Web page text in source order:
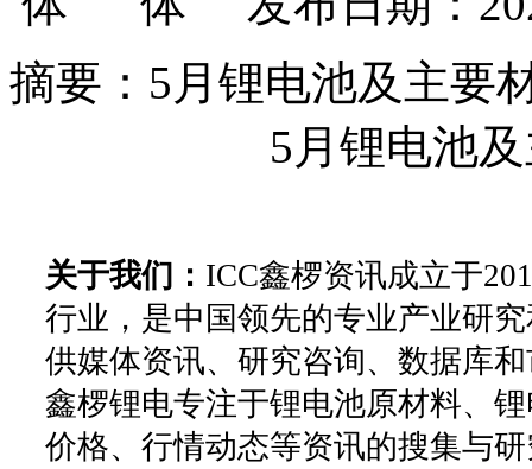
摘要：5月锂电池及主要
5月锂电池
关于我们： ICC鑫椤资讯成立于
行业，是中国领先的专业产业研
供媒体资讯、研究咨询、数据库
鑫椤锂电专注于锂电池原材料、
价格、行情动态等资讯的搜集与